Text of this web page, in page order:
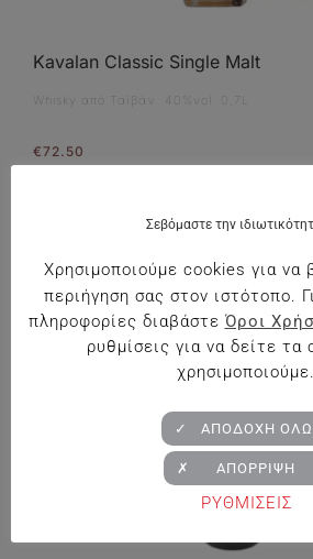
Kavalan Classic Single Malt
Whisky από Ταϊβάν 40%vol 0,7L
€72.50
Σεβόμαστε την
Χρησιμοποιούμε cookies για να
περιήγηση σας στον ιστότοπο.
πληροφορίες διαβάστε Όροι
ρυθμίσεις για να δείτε τα
χρησιμοποιούμε.
ΡΥΘΜΙΣΕΙΣ
✓ ΑΠΟΔΟΧΗ
✗ ΑΠΟΡΡΙΨΗ